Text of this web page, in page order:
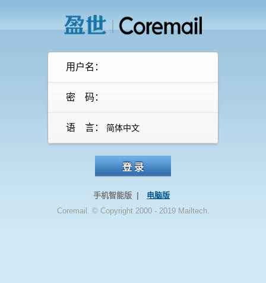
用户名：
密 码：
语 言：
登 录
手机智能版 |
电脑版
Coremail. © Copyright 2000 - 2019 Mailtech.